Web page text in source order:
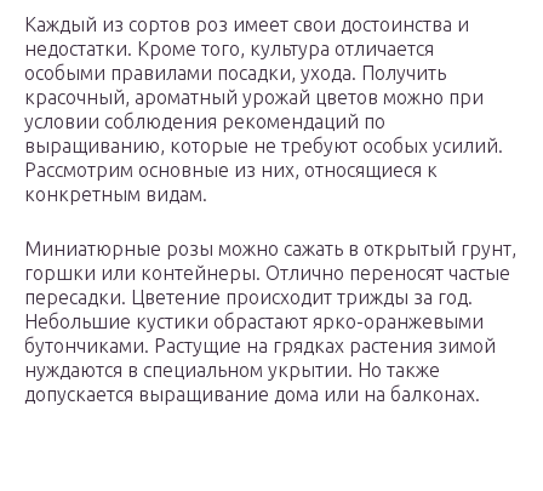
Каждый из сортов роз имеет свои достоинства и
недостатки. Кроме того, культура отличается
особыми правилами посадки, ухода. Получить
красочный, ароматный урожай цветов можно при
условии соблюдения рекомендаций по
выращиванию, которые не требуют особых усилий.
Рассмотрим основные из них, относящиеся к
конкретным видам.
Миниатюрные розы можно сажать в открытый грунт,
горшки или контейнеры. Отлично переносят частые
пересадки. Цветение происходит трижды за год.
Небольшие кустики обрастают ярко-оранжевыми
бутончиками. Растущие на грядках растения зимой
нуждаются в специальном укрытии. Но также
допускается выращивание дома или на балконах.